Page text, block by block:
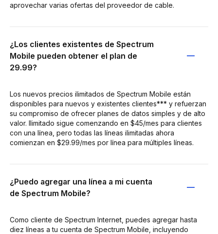
aprovechar varias ofertas del proveedor de cable.
¿Los clientes existentes de Spectrum
Mobile pueden obtener el plan de
29.99?
Los nuevos precios ilimitados de Spectrum Mobile están
disponibles para nuevos y existentes clientes*** y refuerzan
su compromiso de ofrecer planes de datos simples y de alto
valor. Ilimitado sigue comenzando en $45/mes para clientes
con una línea, pero todas las líneas ilimitadas ahora
comienzan en $29.99/mes por línea para múltiples líneas.
¿Puedo agregar una línea a mi cuenta
de Spectrum Mobile?
Como cliente de Spectrum Internet, puedes agregar hasta
diez líneas a tu cuenta de Spectrum Mobile, incluyendo